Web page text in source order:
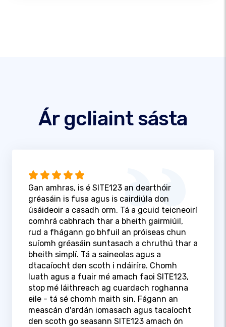
Ár gcliaint sásta
Gan amhras, is é SITE123 an dearthóir
gréasáin is fusa agus is cairdiúla don
úsáideoir a casadh orm. Tá a gcuid teicneoirí
comhrá cabhrach thar a bheith gairmiúil,
rud a fhágann go bhfuil an próiseas chun
suíomh gréasáin suntasach a chruthú thar a
bheith simplí. Tá a saineolas agus a
dtacaíocht den scoth i ndáiríre. Chomh
luath agus a fuair mé amach faoi SITE123,
stop mé láithreach ag cuardach roghanna
eile - tá sé chomh maith sin. Fágann an
meascán d'ardán iomasach agus tacaíocht
den scoth go seasann SITE123 amach ón